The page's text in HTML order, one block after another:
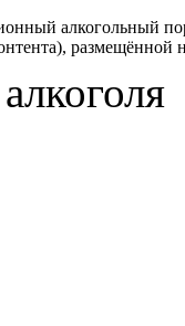
алкогольный
размещённой